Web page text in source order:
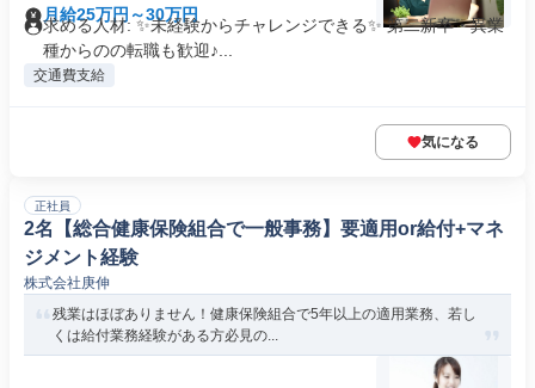
月給25万円～30万円
求める人材: ✨未経験からチャレンジできる✨ 第二新卒・異業
種からのの転職も歓迎♪...
交通費支給
気になる
正社員
2名【総合健康保険組合で一般事務】要適用or給付+マネ
ジメント経験
株式会社庚伸
残業はほぼありません！健康保険組合で5年以上の適用業務、若し
くは給付業務経験がある方必見の...